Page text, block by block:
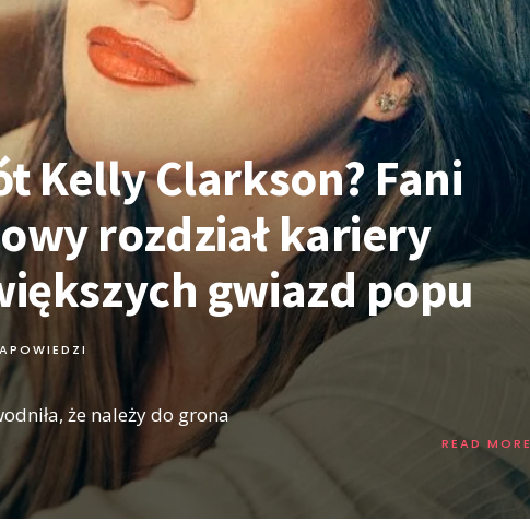
Kelly Clarkson? Fani
rozdział kariery
gwiazd popu
że należy do grona
READ MORE